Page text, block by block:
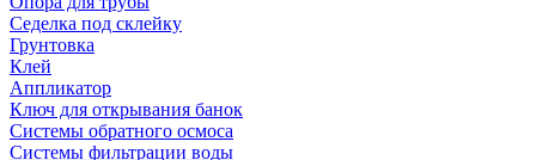
Седелка под склейку
Грунтовка
Клей
Аппликатор
Ключ для открывания банок
Системы обратного осмоса
Системы фильтрации воды